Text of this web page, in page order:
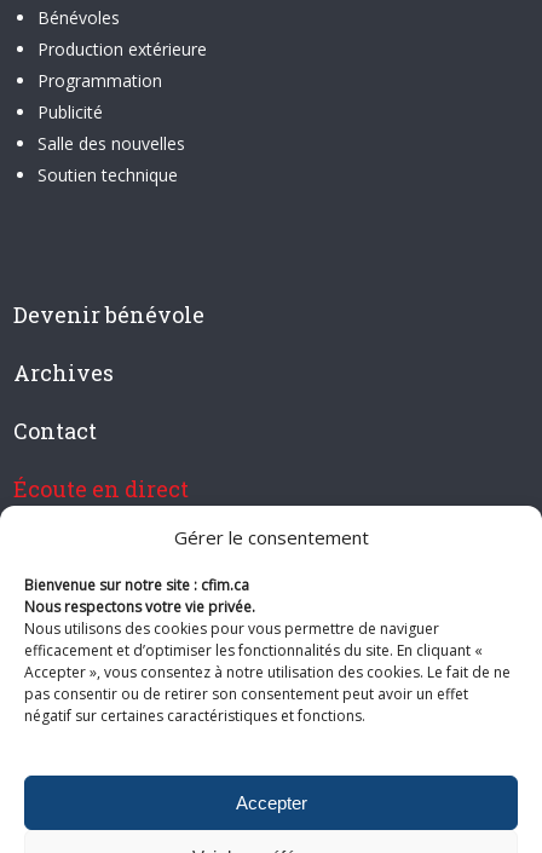
Gérer le consentement
Bienvenue sur notre site : cfim.ca
Nous respectons votre vie privée.
Nous utilisons des cookies pour vous permettre de naviguer
efficacement et d’optimiser les fonctionnalités du site. En cliquant «
Accepter », vous consentez à notre utilisation des cookies. Le fait de ne
pas consentir ou de retirer son consentement peut avoir un effet
négatif sur certaines caractéristiques et fonctions.
Accepter
Bénévoles
Production extérieure
Programmation
Publicité
Salle des nouvelles
Soutien technique
Devenir bénévole
Archives
Contact
Écoute en direct
Devenir membre de CFIM
Suivez-nous